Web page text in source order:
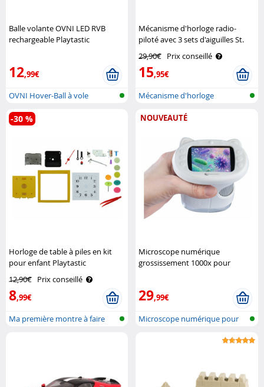
Balle volante OVNI LED RVB
rechargeable Playtastic
12,99€
OVNI Hover-Ball à vole
autonome
Mécanisme d'horloge radio-
piloté avec 3 sets d'aiguilles St.
29,90€ Prix conseillé
15,95€
Mécanisme d'horloge
Horloge de table à piles en kit
pour enfant Playtastic
12,90€ Prix conseillé
8,99€
-30 %
Ma première montre à faire
NOUVEAUTÉ
Microscope numérique
grossissement 1000x pour
29,99€
Microscope numérique pour